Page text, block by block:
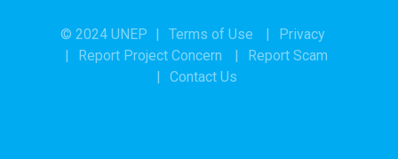
© 2024 UNEP Terms of Use
Privacy
Report Project Concern
Report Scam
Contact Us